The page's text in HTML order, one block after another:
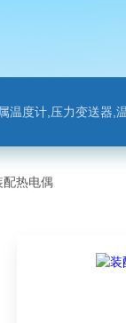
温度计,压力变送器,
配热电偶